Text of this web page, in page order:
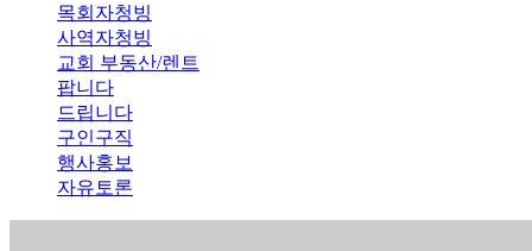
목회자청빙
사역자청빙
교회 부동산/렌트
팝니다
드립니다
구인구직
행사홍보
자유토론